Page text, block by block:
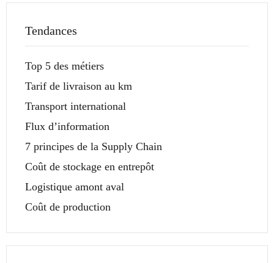
Tendances
Top 5 des métiers
Tarif de livraison au km
Transport international
Flux d’information
7 principes de la Supply Chain
Coût de stockage en entrepôt
Logistique amont aval
Coût de production